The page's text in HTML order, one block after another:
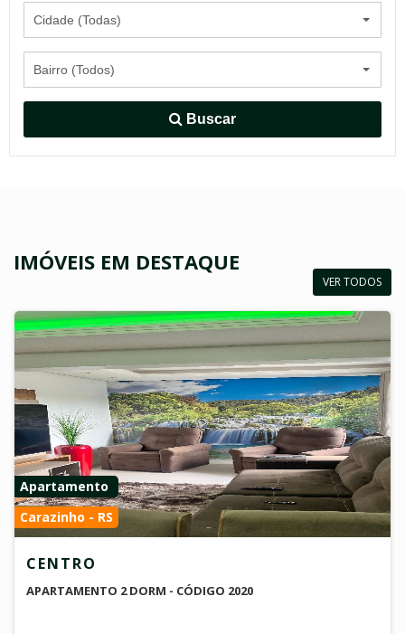
Cidade (Todas)
Bairro (Todos)
Buscar
IMÓVEIS EM DESTAQUE
VER TODOS
Apartamento
Carazinho - RS
CENTRO
APARTAMENTO 2 DORM - CÓDIGO 2020